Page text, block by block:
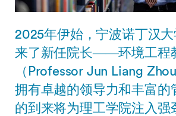
2025年伊始，宁波诺丁汉
来了新任院长——环境工程
（Professor Jun Liang
拥有卓越的领导力和丰富的
的到来将为理工学院注入强